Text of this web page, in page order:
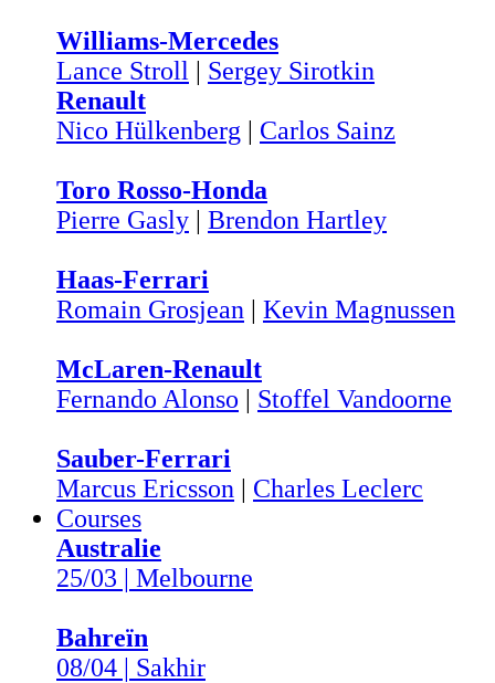
Williams-Mercedes
Lance Stroll | Sergey Sirotkin
Renault
Nico Hülkenberg | Carlos Sainz
Toro Rosso-Honda
Pierre Gasly | Brendon Hartley
Haas-Ferrari
Romain Grosjean | Kevin Magnussen
McLaren-Renault
Fernando Alonso | Stoffel Vandoorne
Sauber-Ferrari
Marcus Ericsson | Charles Leclerc
Courses
Australie
25/03 | Melbourne
Bahreïn
08/04 | Sakhir